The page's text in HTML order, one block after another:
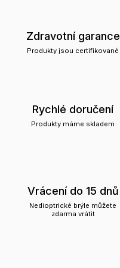
Zdravotní garance
Produkty jsou certifikované
Rychlé doručení
Produkty máme skladem
Vrácení do 15 dnů
Nedioptrické brýle můžete
zdarma vrátit